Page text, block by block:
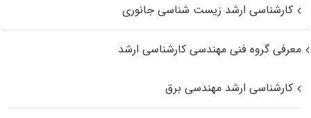
کارشناسی ارشد زیست‌ شناسی جانوری
معرفی گروه فنی مهندسی کارشناسی ارشد
کارشناسی ارشد مهندسی برق